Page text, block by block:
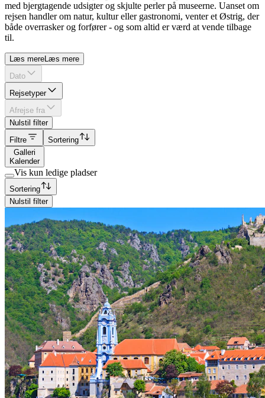
med bjergtagende udsigter og skjulte perler på museerne. Uanset om
rejsen handler om natur, kultur eller gastronomi, venter et Østrig, der
både overrasker og forfører - og som altid er værd at vende tilbage
til.
Læs mere Læs mere
Dato
Rejsetyper
Afrejse fra
Nulstil filter
Filtre
Sortering
Galleri
Kalender
Vis kun ledige pladser
Sortering
Nulstil filter